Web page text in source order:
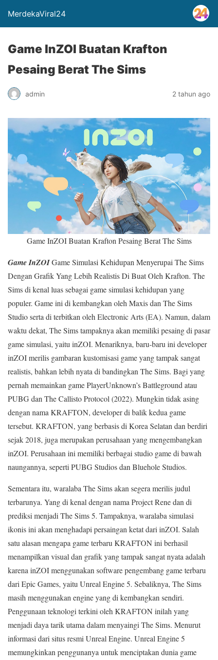
MerdekaViral24
Game InZOI Buatan Krafton
Pesaing Berat The Sims
admin 2 tahun ago
Game InZOI Buatan Krafton Pesaing Berat The Sims
Game InZOIGame Simulasi Kehidupan Menyerupai The Sims
Dengan Grafik Yang Lebih Realistis Di Buat Oleh Krafton. The
Sims di kenal luas sebagai game simulasi kehidupan yang
populer. Game ini di kembangkan oleh Maxis dan The Sims
Studio serta di terbitkan oleh Electronic Arts (EA). Namun, dalam
waktu dekat, The Sims tampaknya akan memiliki pesaing di pasar
game simulasi, yaitu inZOI. Menariknya, baru-baru ini developer
inZOI merilis gambaran kustomisasi game yang tampak sangat
realistis, bahkan lebih nyata di bandingkan The Sims. Bagi yang
pernah memainkan game PlayerUnknown’s Battleground atau
PUBG dan The Callisto Protocol (2022). Mungkin tidak asing
dengan nama KRAFTON, developer di balik kedua game
tersebut. KRAFTON, yang berbasis di Korea Selatan dan berdiri
sejak 2018, juga merupakan perusahaan yang mengembangkan
inZOI. Perusahaan ini memiliki berbagai studio game di bawah
naungannya, seperti PUBG Studios dan Bluehole Studios.
Sementara itu, waralaba The Sims akan segera merilis judul
terbarunya. Yang di kenal dengan nama Project Rene dan di
prediksi menjadi The Sims 5. Tampaknya, waralaba simulasi
ikonis ini akan menghadapi persaingan ketat dari inZOI. Salah
satu alasan mengapa game terbaru KRAFTON ini berhasil
menampilkan visual dan grafik yang tampak sangat nyata adalah
karena inZOI menggunakan software pengembang game terbaru
dari Epic Games, yaitu Unreal Engine 5. Sebaliknya, The Sims
masih menggunakan engine yang di kembangkan sendiri.
Penggunaan teknologi terkini oleh KRAFTON inilah yang
menjadi daya tarik utama dalam menyaingi The Sims. Menurut
informasi dari situs resmi Unreal Engine. Unreal Engine 5
memungkinkan penggunanya untuk menciptakan dunia game